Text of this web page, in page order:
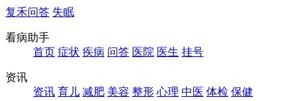
复禾问答 失眠
看病助手
首页 症状 疾病 问答 医院 医生 挂号
资讯
资讯 育儿 减肥 美容 整形 心理 中医 体检 保健